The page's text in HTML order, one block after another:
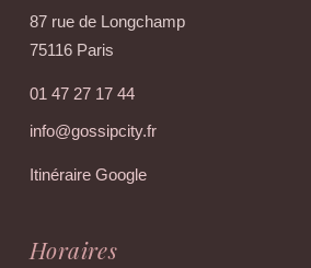
87 rue de Longchamp
75116 Paris
01 47 27 17 44
info@gossipcity.fr
Itinéraire Google
Horaires